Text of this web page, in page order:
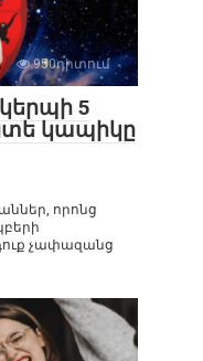
950դիտում
5
կապիկը
որոնց
չափազանց